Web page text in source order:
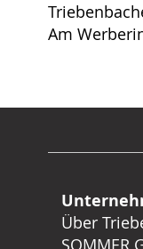
Am
Über
SOMMER